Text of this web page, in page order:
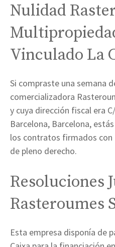
Nulidad
Vinculado La
Si compraste una semana
comercializadora
y cuya dirección fiscal era
Barcelona, Barcelona,
los contratos firmados con
de pleno derecho.
Resoluciones
Rasteroumes
Esta empresa disponía de